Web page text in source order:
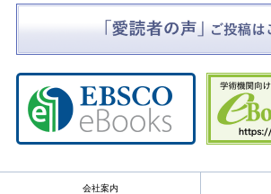
会社案内